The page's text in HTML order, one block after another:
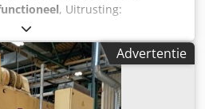
, Uitrusting:
, TECHNISCHE KENMERKEN:
160/0/46/00
kracht: kN 1600 Massa: Kg.
55 C/min.
slagen: 10/55 C/min. Maximaal.
Advertentie